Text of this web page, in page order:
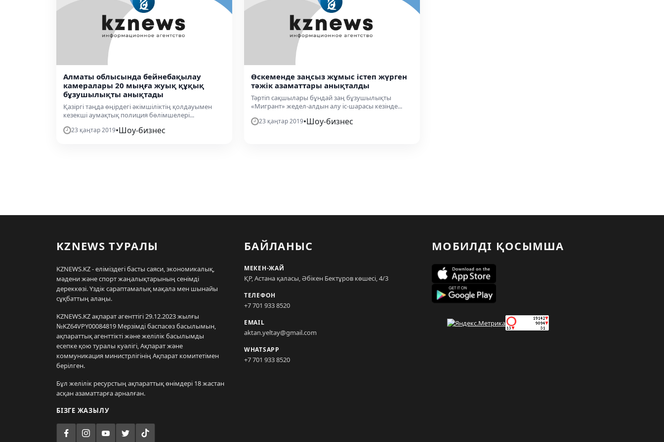
Алматы облысында бейнебақылау
камералары 20 мыңға жуық құқық
бұзушылықты анықтады
Қазіргі таңда өңірдегі әкімшіліктің қолдауымен
кезекші аумақтық полиция бөлімшелері...
23 қаңтар 2019•Шоу-бизнес
Өскеменде заңсыз жұмыс істеп жүрген
тәжік азаматтары анықталды
Тәртіп сақшылары бұндай заң бұзушылықты
«Мигрант» жедел-алдын алу іс-шарасы кезінде...
23 қаңтар 2019•Шоу-бизнес
KZNEWS ТУРАЛЫ
KZNEWS.KZ - еліміздегі басты саяси, экономикалық,
мәдени және спорт жаңалықтарының сенімді
дереккөзі. Үздік сараптамалық мақала мен шынайы
сұқбаттың алаңы.
KZNEWS.KZ ақпарат агенттігі 29.12.2023 жылғы
№KZ64VPY00084819 Мерзімді баспасөз басылымын,
ақпараттық агенттікті және желілік басылымды
есепке қою туралы куәлігі, Ақпарат және
коммуникация министрлігінің Ақпарат комитетімен
берілген.
Бұл желілік ресурстың ақпараттық өнімдері 18 жастан
асқан азаматтарға арналған.
БІЗГЕ ЖАЗЫЛУ
БАЙЛАНЫС
МЕКЕН-ЖАЙ
ҚР, Астана қаласы, Әбікен Бектұров көшесі, 4/3
ТЕЛЕФОН
+7 701 933 8520
EMAIL
aktan.yeltay@gmail.com
WHATSAPP
+7 701 933 8520
МОБИЛДІ ҚОСЫМША